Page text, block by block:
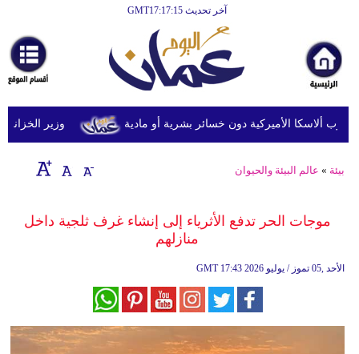
آخر تحديث GMT17:17:15
أخبارعاجلة
رياضة
ثقافة
إقتصاد
وموسيقى
سياحة
وزير الخزانة
بيئة » عالم البيئة والحيوان
موجات الحر تدفع الأثرياء إلى إنشاء غرف ثلجية داخل
منازلهم
GMT 17:43 2026 الأحد ,05 تموز / يوليو